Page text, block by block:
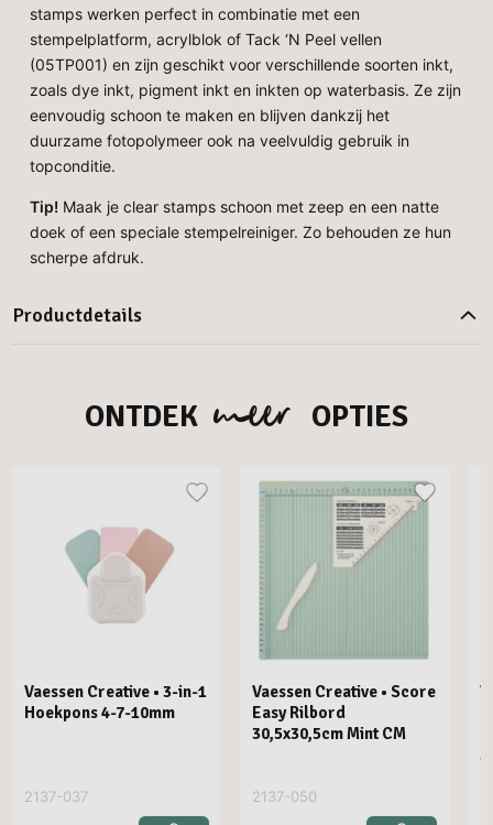
stamps werken perfect in combinatie met een
stempelplatform, acrylblok of Tack ‘N Peel vellen
(05TP001) en zijn geschikt voor verschillende soorten inkt,
zoals dye inkt, pigment inkt en inkten op waterbasis. Ze zijn
eenvoudig schoon te maken en blijven dankzij het
duurzame fotopolymeer ook na veelvuldig gebruik in
topconditie.
Tip! Maak je clear stamps schoon met zeep en een natte
doek of een speciale stempelreiniger. Zo behouden ze hun
scherpe afdruk.
Productdetails
ONTDEK meer OPTIES
Vaessen Creative • 3-in-1
Hoekpons 4-7-10mm
2137-037
Vaessen Creative • Score
Easy Rilbord
30,5x30,5cm Mint CM
2137-050